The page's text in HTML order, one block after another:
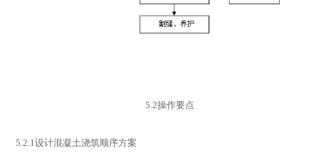
5.2操作要点
5.2.1设计混凝土浇筑顺序方案